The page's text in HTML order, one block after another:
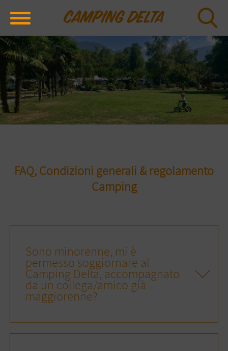
FAQ, Condizioni generali & regolamento
Camping
Sono minorenne, mi è
permesso soggiornare al
Camping Delta, accompagnato
da un collega/amico già
maggiorenne?